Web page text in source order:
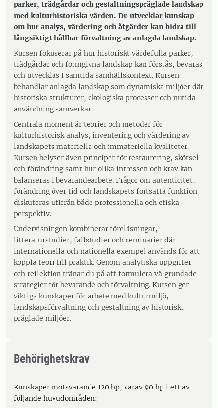
parker, trädgårdar och gestaltningspräglade landskap
med kulturhistoriska värden. Du utvecklar kunskap
om hur analys, värdering och åtgärder kan bidra till
långsiktigt hållbar förvaltning av anlagda landskap.
Kursen fokuserar på hur historiskt värdefulla parker,
trädgårdar och formgivna landskap kan förstås, bevaras
och utvecklas i samtida samhällskontext. Kursen
behandlar anlagda landskap som dynamiska miljöer där
historiska strukturer, ekologiska processer och nutida
användning samverkar.
Centrala moment är teorier och metoder för
kulturhistorisk analys, inventering och värdering av
landskapets materiella och immateriella kvaliteter.
Kursen belyser även principer för restaurering, skötsel
och förändring samt hur olika intressen och krav kan
balanseras i bevarandearbete. Frågor om autenticitet,
förändring över tid och landskapets fortsatta funktion
diskuteras utifrån både professionella och etiska
perspektiv.
Undervisningen kombinerar föreläsningar,
litteraturstudier, fallstudier och seminarier där
internationella och nationella exempel används för att
koppla teori till praktik. Genom analytiska uppgifter
och reflektion tränar du på att formulera välgrundade
strategier för bevarande och förvaltning. Kursen ger
viktiga kunskaper för arbete med kulturmiljö,
landskapsförvaltning och gestaltning av historiskt
präglade miljöer.
Behörighetskrav
Kunskaper motsvarande 120 hp, varav 90 hp i ett av
följande huvudområden: